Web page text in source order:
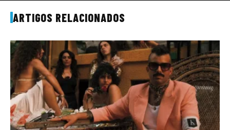
ARTIGOS RELACIONADOS